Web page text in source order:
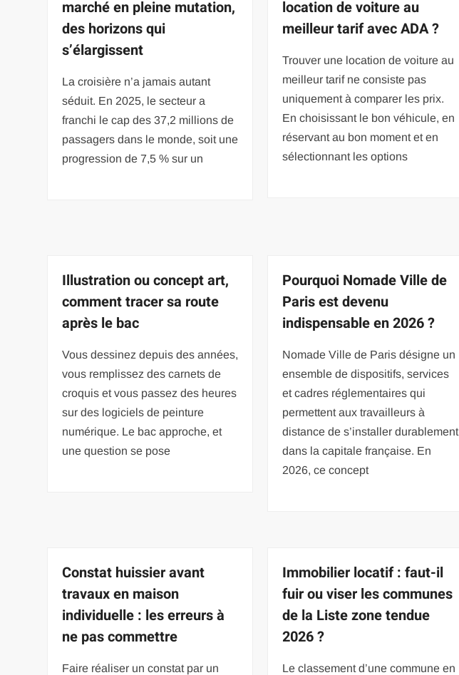
marché en pleine mutation,
des horizons qui
s’élargissent
La croisière n’a jamais autant
séduit. En 2025, le secteur a
franchi le cap des 37,2 millions de
passagers dans le monde, soit une
progression de 7,5 % sur un
location de voiture au
meilleur tarif avec ADA ?
Trouver une location de voiture au
meilleur tarif ne consiste pas
uniquement à comparer les prix.
En choisissant le bon véhicule, en
réservant au bon moment et en
sélectionnant les options
Illustration ou concept art,
comment tracer sa route
après le bac
Vous dessinez depuis des années,
vous remplissez des carnets de
croquis et vous passez des heures
sur des logiciels de peinture
numérique. Le bac approche, et
une question se pose
Pourquoi Nomade Ville de
Paris est devenu
indispensable en 2026 ?
Nomade Ville de Paris désigne un
ensemble de dispositifs, services
et cadres réglementaires qui
permettent aux travailleurs à
distance de s’installer durablement
dans la capitale française. En
2026, ce concept
Constat huissier avant
travaux en maison
individuelle : les erreurs à
ne pas commettre
Faire réaliser un constat par un
Immobilier locatif : faut-il
fuir ou viser les communes
de la Liste zone tendue
2026 ?
Le classement d’une commune en